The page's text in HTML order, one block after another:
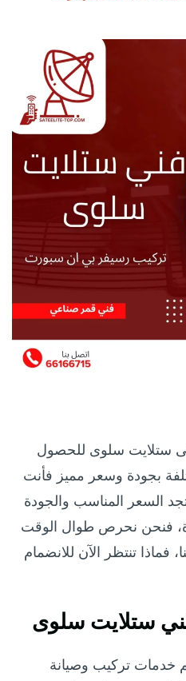
ستلايت سلوى للحصول
بجودة وسعر مميز فأنت
السعر المناسب والجودة
فنحن نحرص طوال الوقت
فماذا تنتظر الآن للانضمام
ستلايت سلوى
خدمات تركيب وصيانة